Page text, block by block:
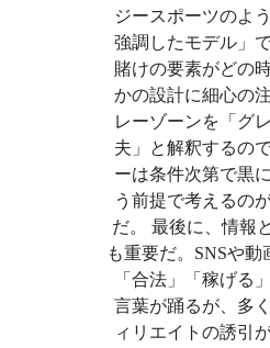
ジースポーツのよ
強調したモデル」
賭けの要素がどの
かの設計に細心の
レーゾーンを「グ
夫」と解釈するの
ーは条件次第で黒
う前提で考えるの
だ。 最後に、情報
も重要だ。SNSや動
「合法」「稼げる
言葉が踊るが、多
ィリエイトの誘引